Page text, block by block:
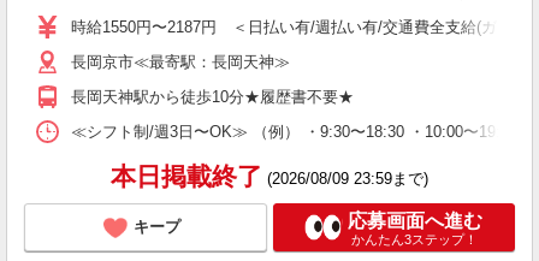
時給1550円〜2187円 ＜日払い有/週払い有/交通費全支給(ガソリ
長岡京市≪最寄駅：長岡天神≫
長岡天神駅から徒歩10分★履歴書不要★
≪シフト制/週3日〜OK≫ （例） ・9:30〜18:30 ・10:00〜19:00
本日掲載終了 (2026/08/09 23:59まで)
キープ 応募画面へ進む
かんたん3ステップ！